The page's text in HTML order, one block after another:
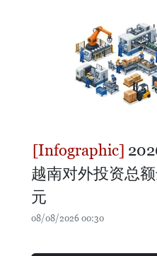
越南对外投资总
元
08/08/2026 00:30